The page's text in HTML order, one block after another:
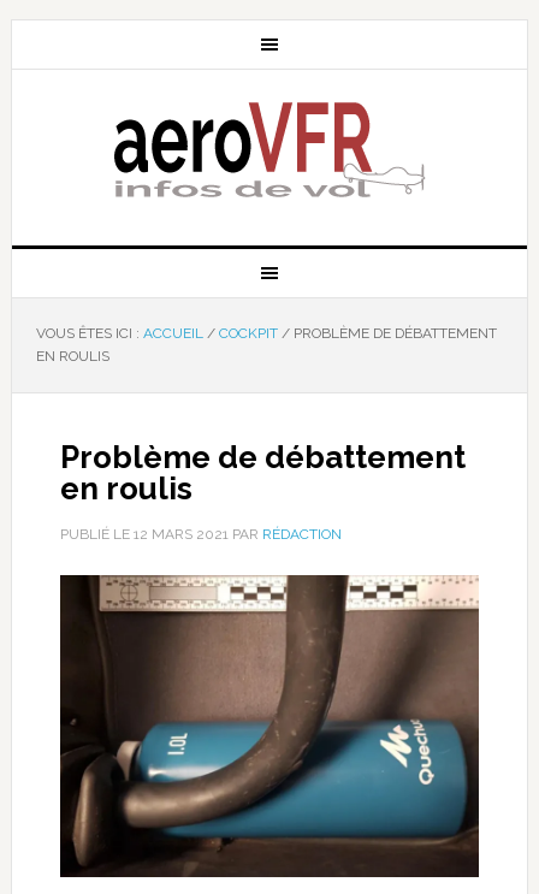
VOUS ÊTES ICI : ACCUEIL / COCKPIT /PROBLÈME DE DÉBATTEMENT
EN ROULIS
Problème de débattement
en roulis
PUBLIÉ LE 12 MARS 2021PAR RÉDACTION